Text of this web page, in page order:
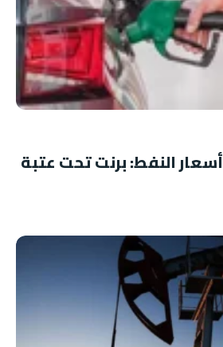
النفط: برنت تحت عتبة